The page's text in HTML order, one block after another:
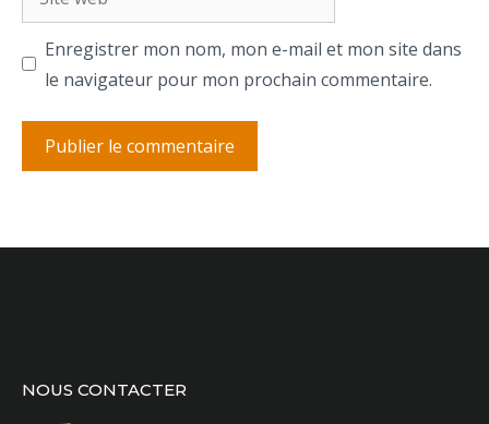
web
Enregistrer mon nom, mon e-mail et mon site dans
le navigateur pour mon prochain commentaire.
NOUS CONTACTER